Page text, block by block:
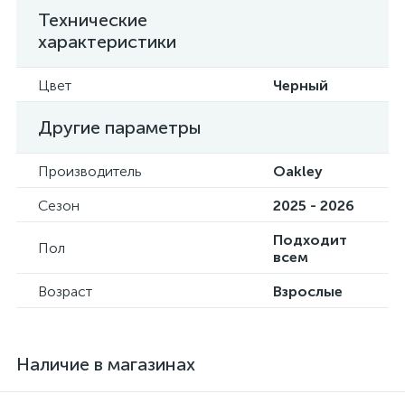
Технические
характеристики
Цвет Черный
Другие параметры
Производитель
Oakley
Сезон
2025 - 2026
Пол
Подходит
всем
Возраст
Взрослые
Наличие в магазинах